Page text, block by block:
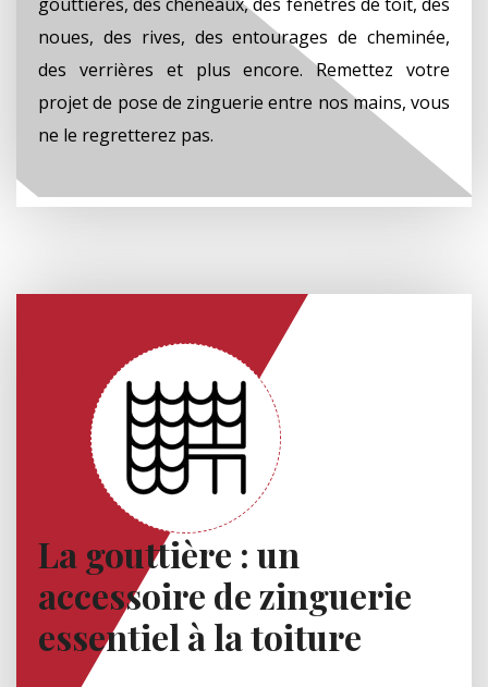
noues, des rives, des entourages de cheminée,
des verrières et plus encore. Remettez votre
projet de pose de zinguerie entre nos mains, vous
ne le regretterez pas.
La gouttière : un
accessoire de zinguerie
essentiel à la toiture